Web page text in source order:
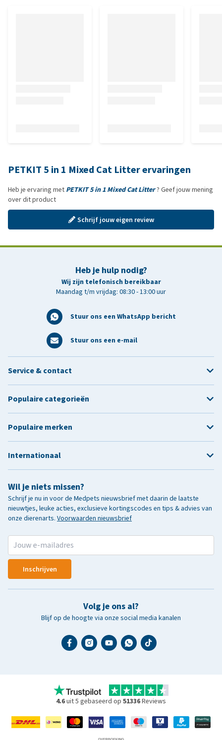
PETKIT 5 in 1 Mixed Cat Litter ervaringen
Heb je ervaring met PETKIT 5 in 1 Mixed Cat Litter? Geef jouw mening
over dit product
Schrijf jouw eigen review
Heb je hulp nodig?
Wij zijn telefonisch bereikbaar
Maandag t/m vrijdag: 08:30 - 13:00 uur
Stuur ons een WhatsApp bericht
Stuur ons een e-mail
Wil je niets missen?
Schrijf je nu in voor de Medpets nieuwsbrief met daarin de laatste
nieuwtjes, leuke acties, exclusieve kortingscodes en tips & advies van
onze dierenarts. Voorwaarden nieuwsbrief
Inschrijven
Volg je ons al?
Blijf op de hoogte via onze social media kanalen
Service & contact
Populaire categorieën
Populaire merken
Internationaal
4.6uit 5 gebaseerd op 51336Reviews